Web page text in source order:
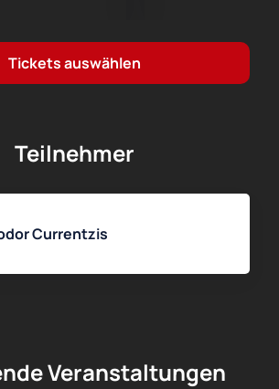
Tickets auswählen
Teilnehmer
Currentzis
Veranstaltungen